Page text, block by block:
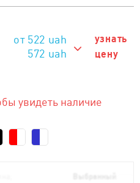
522 uah
572 uah
узнать
цену
увидеть наличие
Выбранный